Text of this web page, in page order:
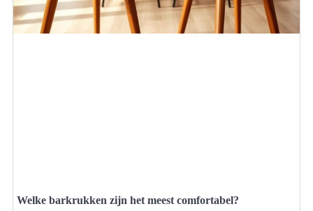
Welke barkrukken zijn het meest comfortabel?